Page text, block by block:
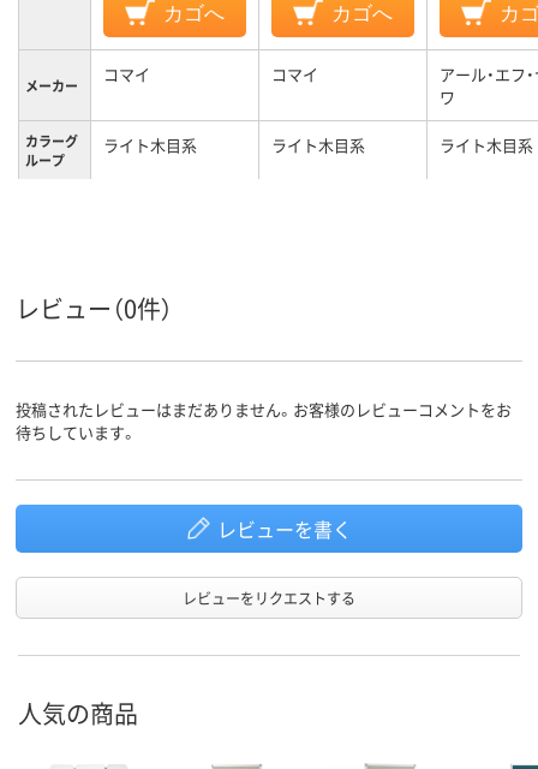
カゴへ カゴへ カ
メーカー コマイ コマイ
アール・エフ
ワ
カラーグ
ループ
ライト木目系 ライト木目系 ライト木目系
レビュー（0件）
投稿されたレビューはまだありません。お客様のレビューコメントをお
待ちしています。
レビューを書く
レビューをリクエストする
人気の商品